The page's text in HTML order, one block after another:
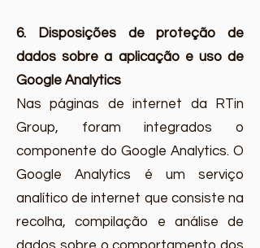
6. Disposições de proteção de
dados sobre a aplicação e uso de
Google Analytics
Nas páginas de internet da RTin
Group, foram integrados o
componente do Google Analytics. O
Google Analytics é um serviço
analítico de internet que consiste na
recolha, compilação e análise de